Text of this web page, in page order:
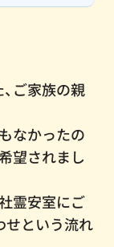
ご家族の親
なかったの
望されまし
霊安室にご
せという流れ